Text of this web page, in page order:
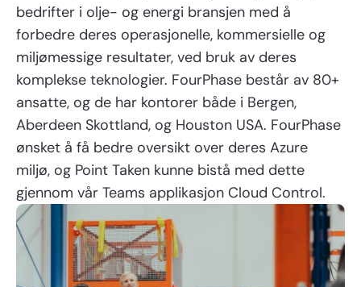
bedrifter i olje- og energi bransjen med å
forbedre deres operasjonelle, kommersielle og
miljømessige resultater, ved bruk av deres
komplekse teknologier. FourPhase består av 80+
ansatte, og de har kontorer både i Bergen,
Aberdeen Skottland, og Houston USA. FourPhase
ønsket å få bedre oversikt over deres Azure
miljø, og Point Taken kunne bistå med dette
gjennom vår Teams applikasjon Cloud Control.